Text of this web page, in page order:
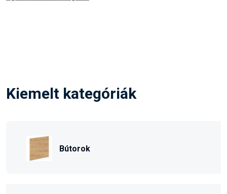
Kiemelt kategóriák
Bútorok